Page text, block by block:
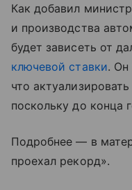
Как добавил
и производства
будет зависеть от
ключевой ставки. Он
что
поскольку до конца
Подробнее — в
проехал рекорд».